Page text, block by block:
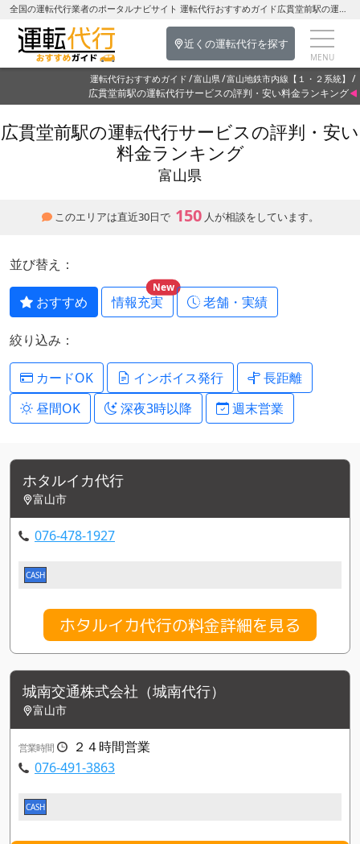
全国の運転代行業者のポータルナビサイト 運転代行おすすめガイド広貫堂前駅の運転代行を探す-富山県の運転代行
近くの運転代行を探す
運転代行おすすめガイド 富山県 富山地鉄市内線【１・２系統】
広貫堂前駅の運転代行サービスの評判・安い料金ランキング
広貫堂前駅の運転代行サービスの評判・安い
料金ランキング
富山県
このエリアは直近30日で 150 人が相談をしています。
並び替え：
おすすめ 情報充実
New
老舗・実績
絞り込み：
カードOK インボイス発行
長距離
昼間OK
深夜3時以降 週末営業
ホタルイカ代行
富山市
076-478-1927
CASH
ホタルイカ代行の料金詳細を見る
城南交通株式会社（城南代行）
富山市
営業時間
２４時間営業
076-491-3863
CASH